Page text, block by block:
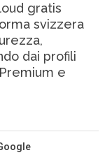
gratis
svizzera
dai profili
e